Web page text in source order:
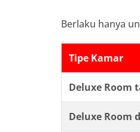
Berlaku hanya
Tipe Kamar
Deluxe Room
Deluxe Room